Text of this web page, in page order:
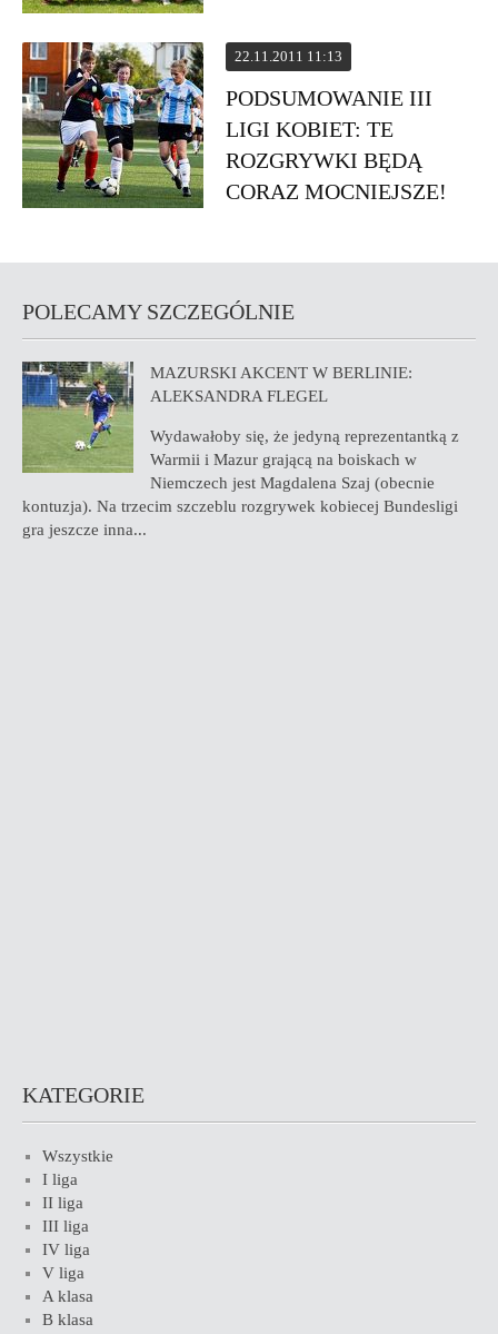
22.11.2011 11:13
PODSUMOWANIE III
LIGI KOBIET: TE
ROZGRYWKI BĘDĄ
CORAZ MOCNIEJSZE!
POLECAMY SZCZEGÓLNIE
MAZURSKI AKCENT W BERLINIE:
ALEKSANDRA FLEGEL
Wydawałoby się, że jedyną reprezentantką z
Warmii i Mazur grającą na boiskach w
Niemczech jest Magdalena Szaj (obecnie
kontuzja). Na trzecim szczeblu rozgrywek kobiecej Bundesligi
gra jeszcze inna...
KATEGORIE
Wszystkie
I liga
II liga
III liga
IV liga
V liga
A klasa
B klasa